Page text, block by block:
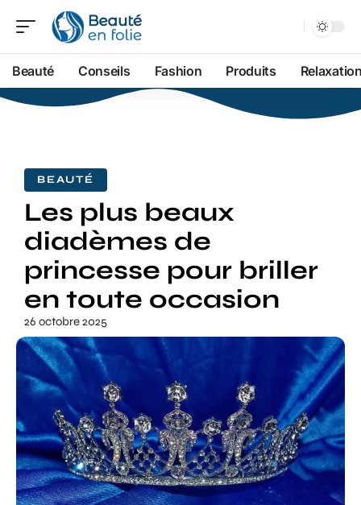
Beauté Conseils Fashion Produits
BEAUTÉ
Les plus beaux
diadèmes de
princesse pour briller
en toute occasion
26 octobre 2025